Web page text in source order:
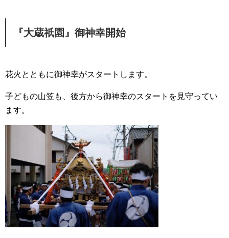
『大蔵祇園』御神幸開始
花火とともに御神幸がスタートします。
子どもの山笠も、後方から御神幸のスタートを見守ってい
ます。